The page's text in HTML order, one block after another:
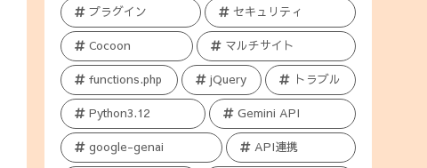
プラグイン セキュリティ
Cocoon マルチサイト
functions.php jQuery トラブル
Python3.12 Gemini API
google-genai API連携